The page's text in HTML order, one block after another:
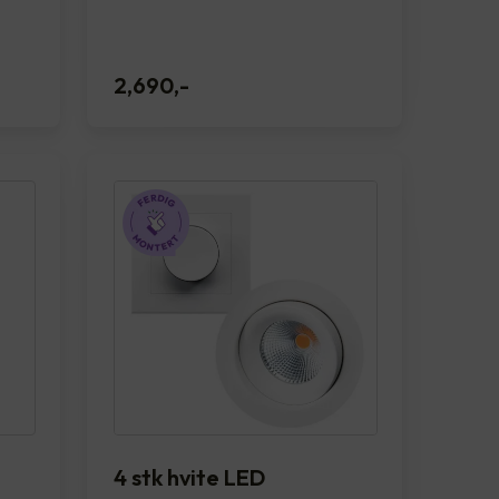
2,690,-
4 stk hvite LED